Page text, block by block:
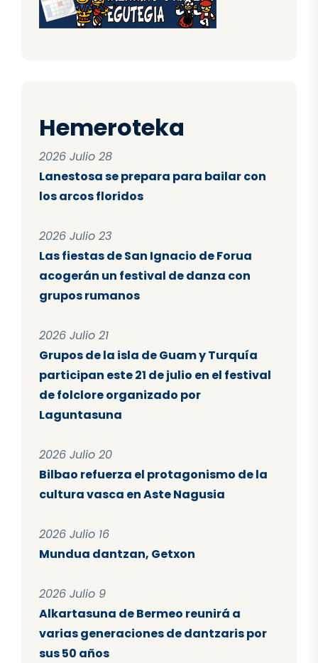
Hemeroteka
2026 Julio 28
Lanestosa se prepara para bailar con
los arcos floridos
2026 Julio 23
Las fiestas de San Ignacio de Forua
acogerán un festival de danza con
grupos rumanos
2026 Julio 21
Grupos de la isla de Guam y Turquía
participan este 21 de julio en el festival
de folclore organizado por
Laguntasuna
2026 Julio 20
Bilbao refuerza el protagonismo de la
cultura vasca en Aste Nagusia
2026 Julio 16
Mundua dantzan, Getxon
2026 Julio 9
Alkartasuna de Bermeo reunirá a
varias generaciones de dantzaris por
sus 50 años